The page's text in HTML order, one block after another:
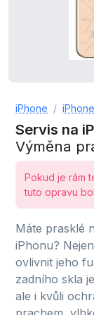
iPhone
Servis na
Výměna
Pokud je rám
tuto opravu
Máte prasklé
iPhonu?
ovlivnit jeho
zadního skla
ale i kvůli